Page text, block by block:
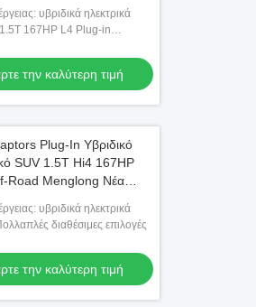
υβριδικά ηλεκτρικά
167HP L4 Plug-in
την καλύτερη τιμή
Plug-In Υβριδικό
SUV 1.5T Hi4 167HP
Road Menglong Νέα
υβριδικά ηλεκτρικά
διαθέσιμες επιλογές
την καλύτερη τιμή